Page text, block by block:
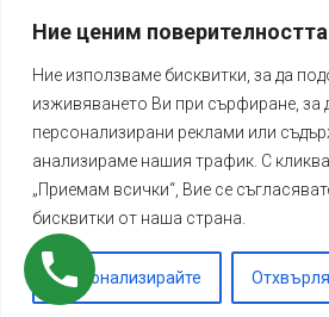
Ние ценим
Ние използваме бисквитки, за да
изживяването Ви при сърфиране, за
персонализирани реклами или
анализираме нашия трафик. С
„Приемам всички“, Вие се
бисквитки от наша страна.
Персонализирайте